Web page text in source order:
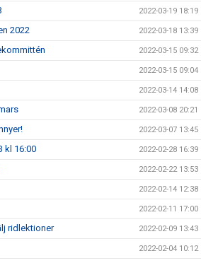
2022-03-19 18:19
2022 2022-03-18 13:39
2022-03-15 09:32
2022-03-15 09:04
2022-03-14 14:08
2022-03-08 20:21
2022-03-07 13:45
kl 16:00 2022-02-28 16:39
2022-02-22 13:53
2022-02-14 12:38
2022-02-11 17:00
ridlektioner 2022-02-09 13:43
2022-02-04 10:12